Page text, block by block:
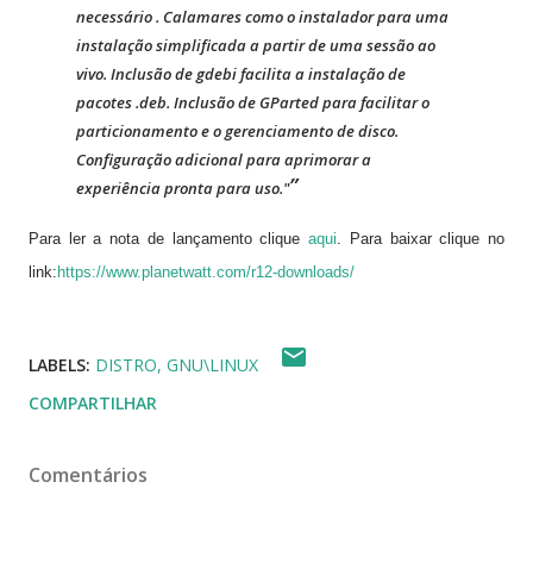
necessário . Calamares como o instalador para uma
instalação simplificada a partir de uma sessão ao
vivo. Inclusão de gdebi facilita a instalação de
pacotes .deb. Inclusão de GParted para facilitar o
particionamento e o gerenciamento de disco.
Configuração adicional para aprimorar a
experiência pronta para uso."
Para ler a nota de lançamento cliqueaqui. Para baixar clique no
link: https://www.planetwatt.com/r12-downloads/
LABELS: DISTRO GNU\LINUX
COMPARTILHAR
Comentários